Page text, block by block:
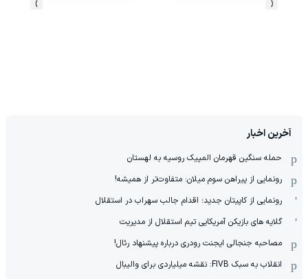
آخرین اخبار
حمله سنگین قهرمان المپیک روسیه به لهستان
رونمایی از پیراهن سوم میلان: متفاوت‌تر از همیشه!
رونمایی از کاپیتان جدید؛ اقدام جالب سهراب در استقلال
گلایه های بازیکن آمریکایی تیم استقلال از مدیریت
مصاحبه جنجالی ایجنت رودری درباره پیشنهاد رئال!
انقلاب به سبک FIVB: نقشه میلیاردی برای والیبال